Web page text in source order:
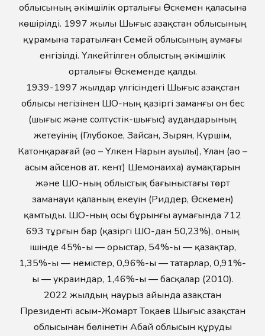
облысының әкімшілік орталығы Өскемен қаласына
көшірілді. 1997 жылы Шығыс Қазақстан облысының
құрамына таратылған Семей облысының аумағы
енгізілді. Үлкейтілген облыстың әкімшілік
орталығы Өскеменде қалды.
1939-1997 жылдар үлгісіндегі Шығыс Қазақстан
облысы негізінен ШҚО-ның қазіргі заманғы он бес
(шығыс және солтүстік-шығыс) аудандарының
жетеуінің (Глубокое, Зайсан, Зырян, Күршім,
Катонқарағай (әо – Үлкен Нарын ауылы), Ұлан (әо –
Қасым Қайсенов ат. кент) Шемонаиха) аумақтарын
және ШҚО-ның облыстық бағыныстағы төрт
заманауи қаланың екеуін (Риддер, Өскемен)
қамтыды. ШҚО-ның осы бұрынғы аумағында 712
693 тұрғын бар (қазіргі ШҚО-дан 50,23%), оның
ішінде 45%-ы — орыстар, 54%-ы — қазақтар,
1,35%-ы — немістер, 0,96%-ы — татарлар, 0,91%-
ы — украиндар, 1,46%-ы — басқалар (2010).
2022 жылдың наурыз айында Қазақстан
Президенті Қасым-Жомарт Тоқаев Шығыс Қазақстан
облысынан бөлінетін Абай облысын құруды